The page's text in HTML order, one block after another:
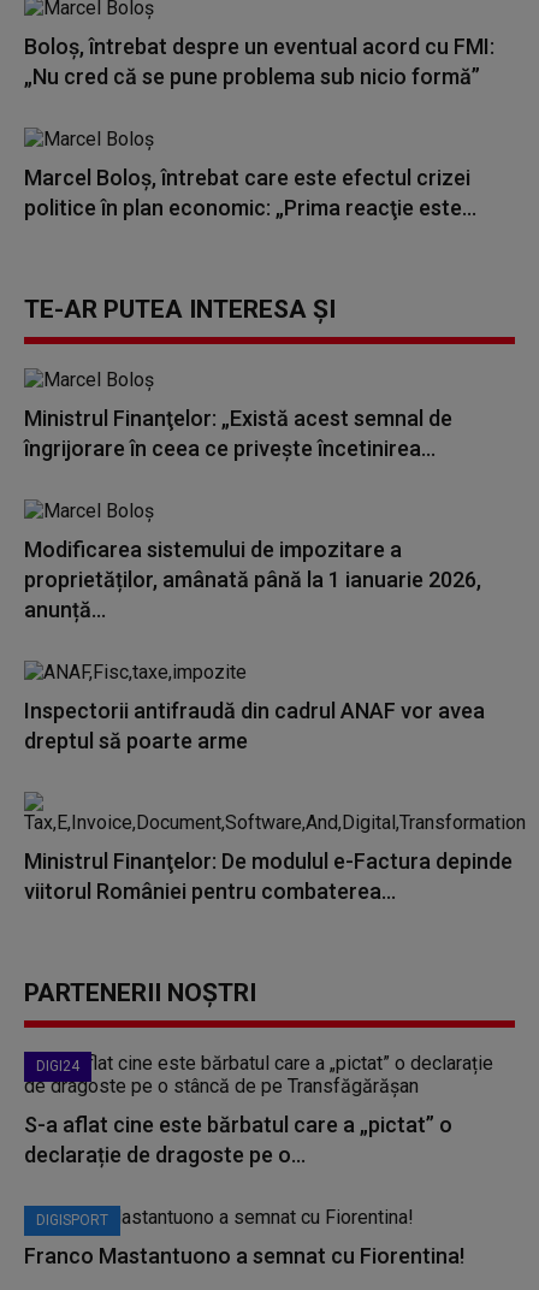
Boloş, întrebat despre un eventual acord cu FMI:
„Nu cred că se pune problema sub nicio formă”
Marcel Boloş, întrebat care este efectul crizei
politice în plan economic: „Prima reacţie este...
TE-AR PUTEA INTERESA ȘI
Ministrul Finanţelor: „Există acest semnal de
îngrijorare în ceea ce priveşte încetinirea...
Modificarea sistemului de impozitare a
proprietăților, amânată până la 1 ianuarie 2026,
anunță...
Inspectorii antifraudă din cadrul ANAF vor avea
dreptul să poarte arme
Ministrul Finanţelor: De modulul e-Factura depinde
viitorul României pentru combaterea...
PARTENERII NOȘTRI
DIGI24
S-a aflat cine este bărbatul care a „pictat” o
declarație de dragoste pe o...
DIGISPORT
Franco Mastantuono a semnat cu Fiorentina!